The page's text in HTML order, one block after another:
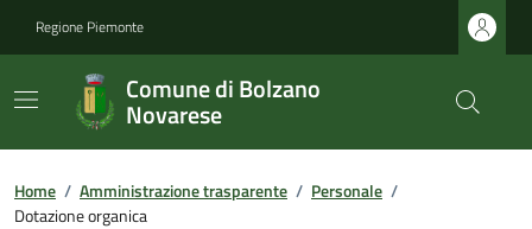
Regione Piemonte
Comune di Bolzano
Novarese
Home / Amministrazione trasparente / Personale /
Dotazione organica